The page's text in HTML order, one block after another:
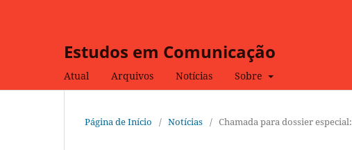
Estudos em Comunicação
Atual Arquivos Notícias Sobre
Página de Início / Notícias / Chamada para dossier